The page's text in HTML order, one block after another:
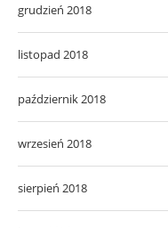
grudzień 2018
listopad 2018
październik 2018
wrzesień 2018
sierpień 2018